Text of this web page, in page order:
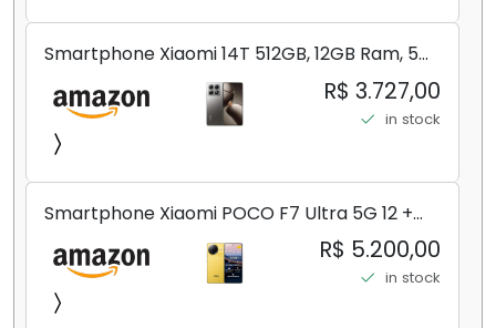
Smartphone Xiaomi 14T 512GB, 12GB Ram, 5G,
Leica, Cinza - no Brasil
R$ 3.727,00
in stock
Smartphone Xiaomi POCO F7 Ultra 5G 12 +
256GB/16+512GB Processador Snapdragon 8
Elite Top de Linha Chip VisionBoost D7 para
Jogos Pesados Tela Flow AMOLED 2K...
R$ 5.200,00
in stock